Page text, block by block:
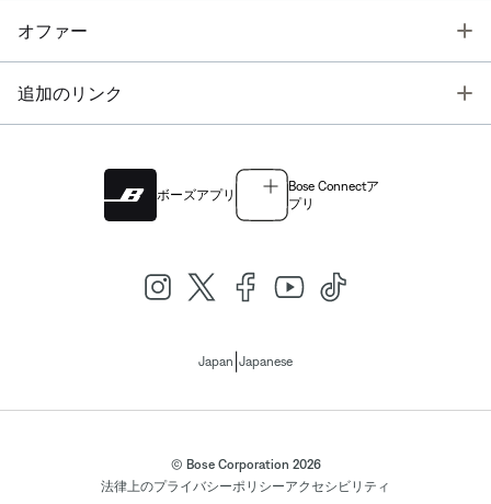
オファー
追加のリンク
ボーズアプリ
Bose Connectア
プリ
Japan Japanese
© Bose Corporation 2026
法律上のプライバシーポリシーアクセシビリティ